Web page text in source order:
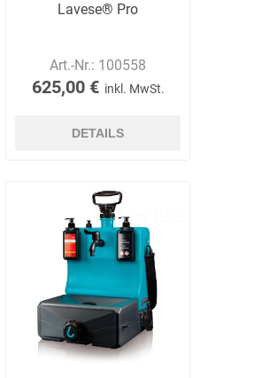
Brandschutztechnik
Der Klassiker DermaPurge
Lavese® Pro
Art.-Nr.: 100558
625,00 € inkl. MwSt.
DETAILS